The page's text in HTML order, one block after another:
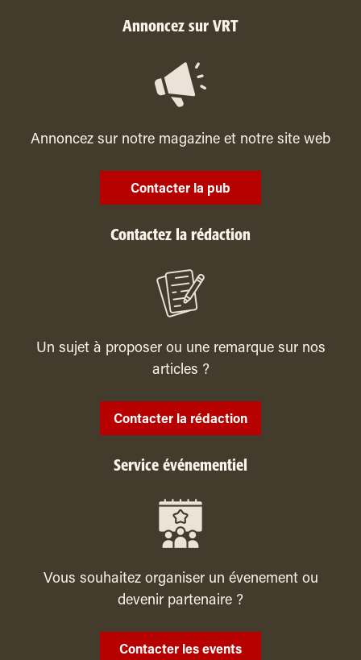
Annoncez sur VRT
Annoncez sur notre magazine et notre site web
Contacter la pub
Contactez la rédaction
Un sujet à proposer ou une remarque sur nos
articles ?
Contacter la rédaction
Service événementiel
Vous souhaitez organiser un évenement ou
devenir partenaire ?
Contacter les events